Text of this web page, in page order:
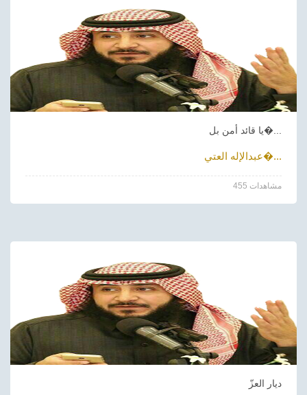
يا قائد أمن بل�...
عبدالإله العتي�...
455 مشاهدات
ديار العزّ